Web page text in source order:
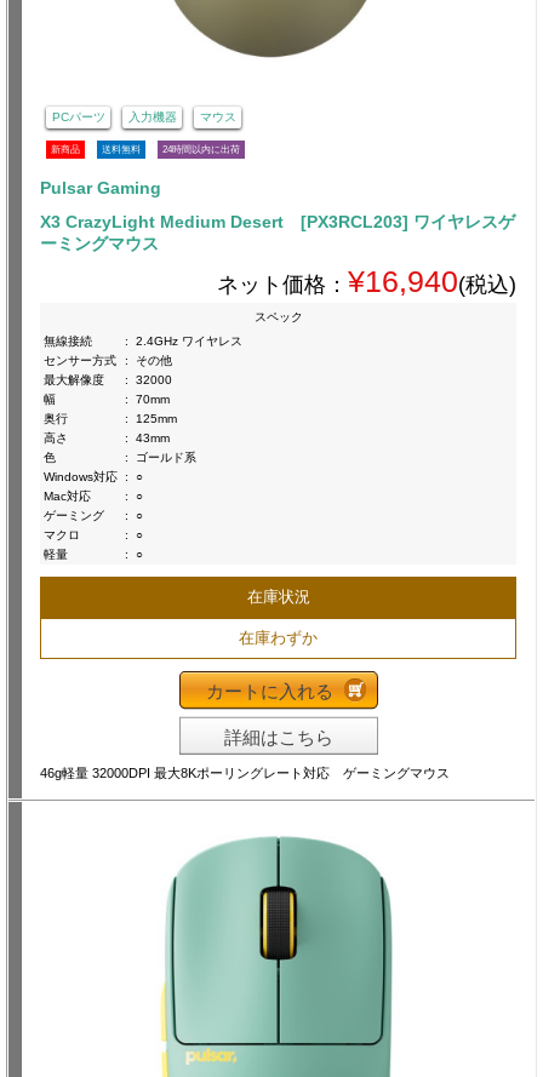
PCパーツ 入力機器 マウス
新商品 送料無料 24時間以内に出荷
Pulsar Gaming
X3 CrazyLight Medium Desert [PX3RCL203] ワイヤレスゲ
ーミングマウス
ネット価格： ¥16,940(税込)
スペック
無線接続
:
2.4GHz ワイヤレス
センサー方式
:
その他
最大解像度
:
32000
幅
:
70mm
奥行
:
125mm
高さ
:
43mm
色
:
ゴールド系
Windows対応 :
○
Mac対応
:
○
ゲーミング
:
○
マクロ
:
○
軽量
: ○
在庫状況
在庫わずか
カートに入れる
詳細はこちら
46g軽量 32000DPI 最大8Kポーリングレート対応 ゲーミングマウス